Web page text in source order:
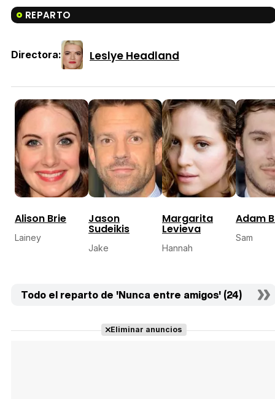
REPARTO
Directora: Leslye Headland
Alison Brie
Lainey
Jason
Sudeikis
Jake
Margarita
Levieva
Hannah
Adam
Sam
Todo el reparto de 'Nunca entre amigos' (24)
Eliminar anuncios